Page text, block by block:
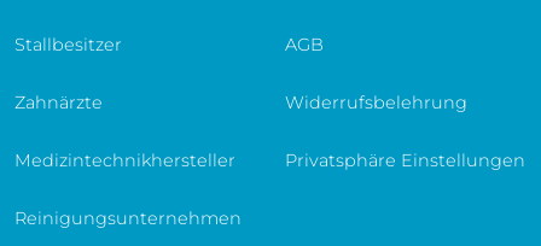
Stallbesitzer
Zahnärzte
Medizintechnikhersteller
Reinigungsunternehmen
AGB
Widerrufsbelehrung
Privatsphäre Einstellungen